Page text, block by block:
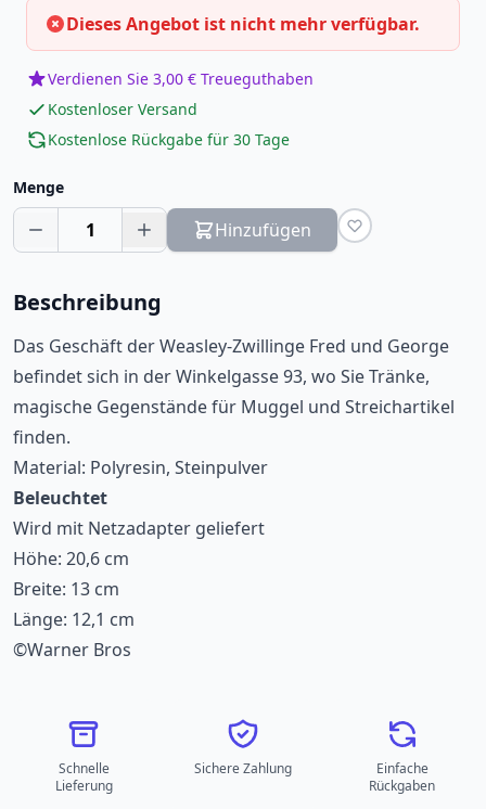
Dieses Angebot ist nicht mehr verfügbar.
Verdienen Sie 3,00 € Treueguthaben
Kostenloser Versand
Kostenlose Rückgabe für 30 Tage
Menge
1 Hinzufügen
Beschreibung
Das Geschäft der Weasley-Zwillinge Fred und George
befindet sich in der Winkelgasse 93, wo Sie Tränke,
magische Gegenstände für Muggel und Streichartikel
finden.
Material: Polyresin, Steinpulver
Beleuchtet
Wird mit Netzadapter geliefert
Höhe: 20,6 cm
Breite: 13 cm
Länge: 12,1 cm
©Warner Bros
Schnelle
Lieferung
Sichere Zahlung
Einfache
Rückgaben